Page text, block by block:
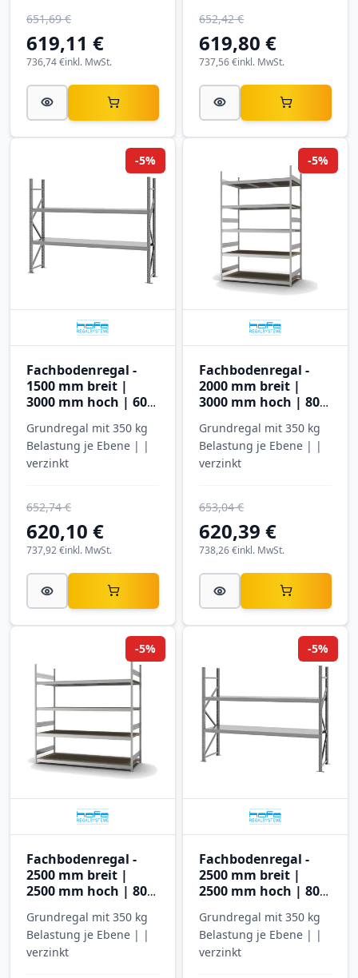
619,11 €
651,69 €
inkl. MwSt.
736,74 €
619,80 €
652,42 €
inkl. MwSt.
737,56 €
Fachbodenregal -
1500 mm breit |
3000 mm hoch | 600
Hofe Regalsysteme
Grundregal mit 350 kg
Belastung je Ebene | |
verzinkt
620,10 €
652,74 €
-5%
inkl. MwSt.
737,92 €
Fachbodenregal -
2000 mm breit |
3000 mm hoch | 800
Hofe Regalsysteme
Grundregal mit 350 kg
Belastung je Ebene | |
verzinkt
620,39 €
653,04 €
-5%
inkl. MwSt.
738,26 €
Fachbodenregal -
2500 mm breit |
2500 mm hoch | 800
Hofe Regalsysteme
Grundregal mit 350 kg
Belastung je Ebene | |
verzinkt
-5%
Fachbodenregal -
2500 mm breit |
2500 mm hoch | 800
Hofe Regalsysteme
Grundregal mit 350 kg
Belastung je Ebene | |
verzinkt
-5%